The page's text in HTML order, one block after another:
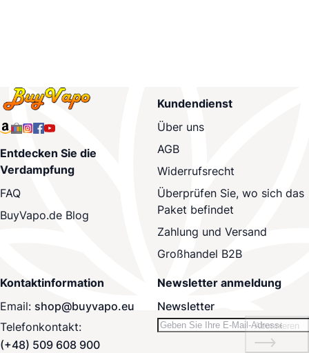
Entdecken Sie die
Verdampfung
FAQ
BuyVapo.de Blog
Kundendienst
Über uns
AGB
Widerrufsrecht
Überprüfen Sie, wo sich das
Paket befindet
Zahlung und Versand
Großhandel B2B
Kontaktinformation
Email: shop@buyvapo.eu
Telefonkontakt:
(+48) 509 608 900
Newsletter anmeldung
Newsletter
Abonnieren